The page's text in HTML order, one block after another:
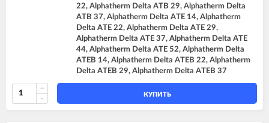
22, Alphatherm Delta ATB 29, Alphatherm Delta
ATB 37, Alphatherm Delta ATE 14, Alphatherm
Delta ATE 22, Alphatherm Delta ATE 29,
Alphatherm Delta ATE 37, Alphatherm Delta ATE
44, Alphatherm Delta ATE 52, Alphatherm Delta
ATEB 14, Alphatherm Delta ATEB 22, Alphatherm
Delta ATEB 29, Alphatherm Delta ATEB 37
КУПИТЬ